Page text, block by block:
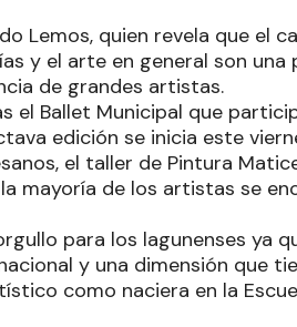
Lemos, quien revela que el
y el arte en general son
de grandes artistas.
el Ballet Municipal que
edición se inicia este
el taller de Pintura
mayoría de los artistas se
para los lagunenses ya
y una dimensión que
como naciera en la